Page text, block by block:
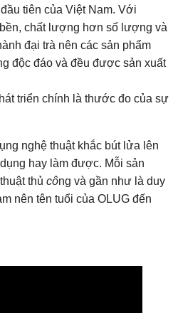
tiên của Việt Nam. Với
chất lượng hơn số lượng và
đại trà nên các sản phẩm
độc đáo và đều được sản xuất
triển chính là thước đo của sự
nghệ thuật khắc bút lửa lên
hay làm được. Mỗi sản
thủ công và gần như là duy
nên tên tuổi của OLUG đến